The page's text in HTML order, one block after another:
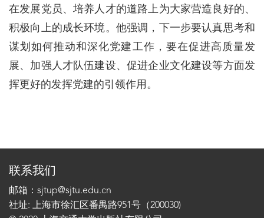
在发展党员、培养人才的道路上为大家营造良好的、
积极向上的成长环境。他强调，下一步要认真思考和
谋划如何推动和深化党建工作，要在促进高质量发
展、加强人才队伍建设、促进企业文化建设等方面发
挥更好的发挥党建的引领作用。
联系我们
邮箱：sjtup@sjtu.edu.cn
社址: 上海市徐汇区番禺路951号（200030)